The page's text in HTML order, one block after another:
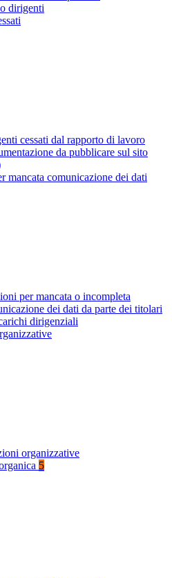
dirigenti
cessati dal rapporto di lavoro
da pubblicare sul sito
mancata comunicazione dei dati
per mancata o incompleta
dei dati da parte dei titolari
dirigenziali
organizzative
5